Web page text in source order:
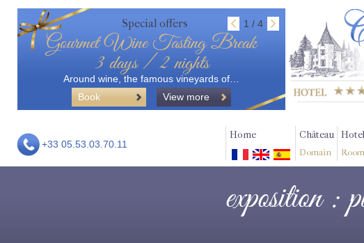
Special offers 1 / 4
Gourmet Wine Tasting Break
3 days / 2 nights
Around wine, the famous vineyards of…
Book
View more
+33 05.53.03.70.11
Home Château
Domain
Hotel
exposition :